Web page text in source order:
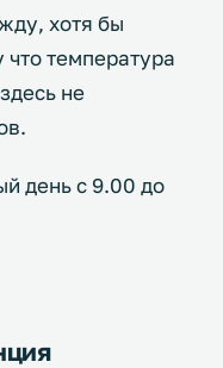
хотя бы
что температура
не
день с 9.00 до